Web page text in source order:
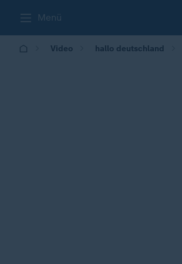
Menü
Video hallo deutschland